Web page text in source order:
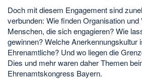
Doch mit diesem Engagement sind
verbunden: Wie finden Organisation
Menschen, die sich engagieren? Wie
gewinnen? Welche Anerkennungskultur
Ehrenamtliche? Und wo liegen die
Dies und mehr waren daher Themen
Ehrenamtskongress Bayern.